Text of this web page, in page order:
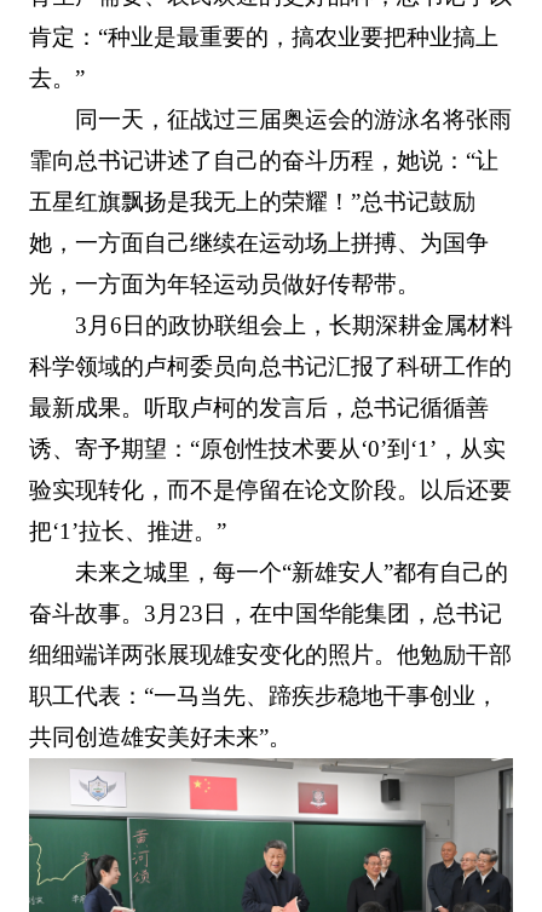
肯定：“种业是最重要的，搞农业要把种业搞上
去。”
同一天，征战过三届奥运会的游泳名将张雨
霏向总书记讲述了自己的奋斗历程，她说：“让
五星红旗飘扬是我无上的荣耀！”总书记鼓励
她，一方面自己继续在运动场上拼搏、为国争
光，一方面为年轻运动员做好传帮带。
3月6日的政协联组会上，长期深耕金属材料
科学领域的卢柯委员向总书记汇报了科研工作的
最新成果。听取卢柯的发言后，总书记循循善
诱、寄予期望：“原创性技术要从‘0’到‘1’，从实
验实现转化，而不是停留在论文阶段。以后还要
把‘1’拉长、推进。”
未来之城里，每一个“新雄安人”都有自己的
奋斗故事。3月23日，在中国华能集团，总书记
细细端详两张展现雄安变化的照片。他勉励干部
职工代表：“一马当先、蹄疾步稳地干事创业，
共同创造雄安美好未来”。